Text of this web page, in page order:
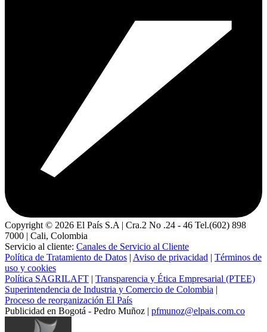
Copyright © 2026 El País S.A | Cra.2 No .24 - 46 Tel.(602) 898
7000 | Cali, Colombia
Servicio al cliente: Canales de Servicio al Cliente
Política de Tratamiento de Datos | Aviso de privacidad | Términos de
uso y cookies
Política SAGRILAFT | Transparencia y Ética Empresarial (PTEE)
Superintendencia de Industria y Comercio de Colombia |
Proceso de reorganización El País
Publicidad en Bogotá - Pedro Muñoz | pfmunoz@elpais.com.co